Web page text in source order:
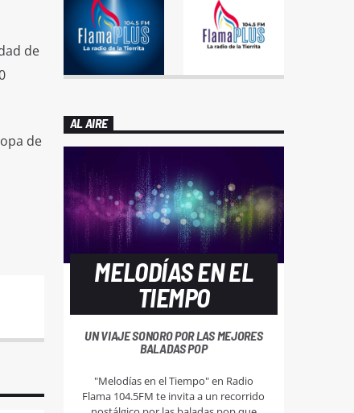
de
de
AL AIRE
MELODÍAS EN EL
TIEMPO
UN VIAJE SONORO POR LAS MEJORES
BALADAS POP
"Melodías en el Tiempo" en Radio
Flama 104.5FM te invita a un recorrido